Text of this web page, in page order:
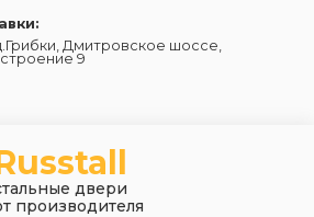
, Дмитровское шоссе,
9
двери
производителя